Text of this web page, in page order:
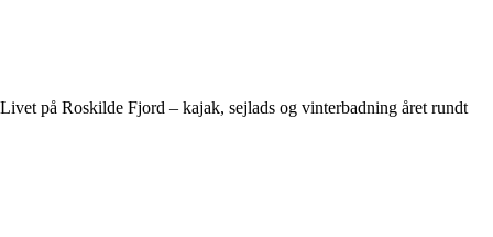
Livet på Roskilde Fjord – kajak, sejlads og vinterbadning året rundt